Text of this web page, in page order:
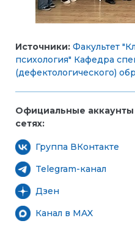
Источники: Факультет
психология" Кафедра
(дефектологического)
Официальные
сетях:
Группа ВКонтакте
Telegram-канал
Дзен
Канал в MAX